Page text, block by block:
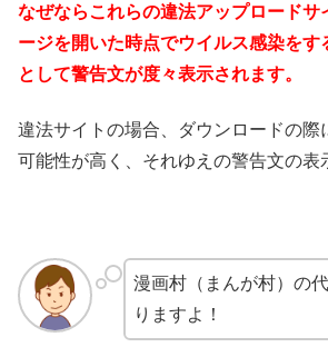
なぜならこれらの違法アップロードサ
ージを開いた時点でウイルス感染をす
として警告文が度々表示されます。
違法サイトの場合、ダウンロードの際
可能性が高く、それゆえの警告文の表
漫画村（まんが村）の
りますよ！